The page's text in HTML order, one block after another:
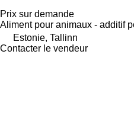
Prix sur demande
Aliment pour animaux - additif
Estonie, Tallinn
Contacter le vendeur